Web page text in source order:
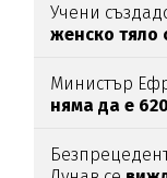
Учени
женско тяло
Министър
няма да е